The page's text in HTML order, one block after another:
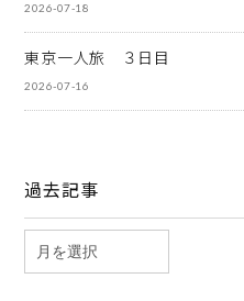
2026-07-18
東京一人旅 ３日目
2026-07-16
過去記事